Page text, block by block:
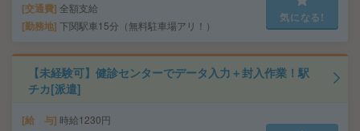
交通費 全額支給
勤務地 下関駅車15分（無料駐車場アリ！）
気になる!
【未経験可】健診センターでデータ入力＋封入作業！駅
チカ[派遣]
給 与 時給1230円